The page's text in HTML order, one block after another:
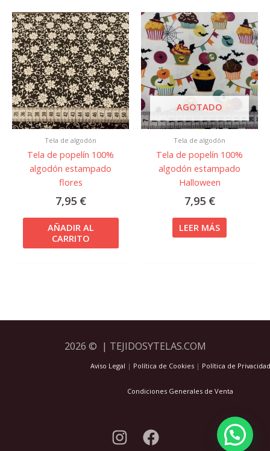
Tela de algodón
Tela de popelín 100%
algodón estampado
flores
7,95 €
AÑADIR AL
CARRITO
AGOTADO
Tela de algodón
Tela de popelín 100%
algodón estampado
Halloween
7,95 €
LEER MÁS
2026 © | TEJIDOSYTELAS.COM
Aviso Legal | Política de Cookies| Política de Privacidad
Condiciones Generales de Venta